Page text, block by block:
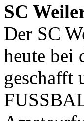
SC
Der SC
heute bei
geschafft